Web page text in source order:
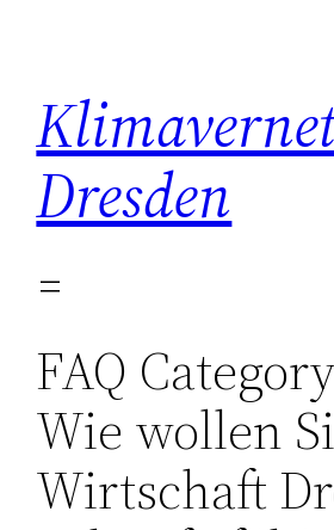
springen
Dresden
FAQ
Wie wollen
Wirtschaft